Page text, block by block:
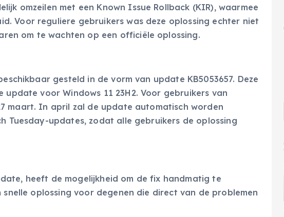
omzeilen met een Known Issue Rollback (KIR), waarmee
Voor reguliere gebruikers was deze oplossing echter niet
om te wachten op een officiële oplossing.
gesteld in de vorm van update KB5053657. Deze
voor Windows 11 23H2. Voor gebruikers van
maart. In april zal de update automatisch worden
Tuesday-updates, zodat alle gebruikers de oplossing
heeft de mogelijkheid om de fix handmatig te
oplossing voor degenen die direct van de problemen